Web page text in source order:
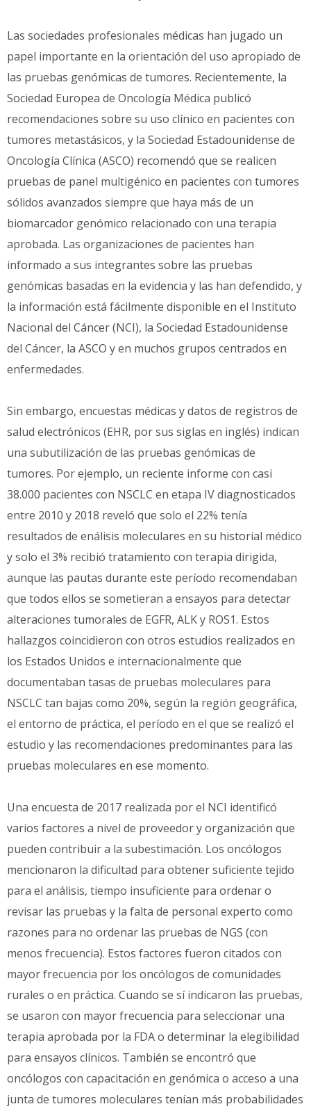
Las sociedades profesionales médicas han jugado un
papel importante en la orientación del uso apropiado de
las pruebas genómicas de tumores. Recientemente, la
Sociedad Europea de Oncología Médica publicó
recomendaciones sobre su uso clínico en pacientes con
tumores metastásicos, y la Sociedad Estadounidense de
Oncología Clínica (ASCO) recomendó que se realicen
pruebas de panel multigénico en pacientes con tumores
sólidos avanzados siempre que haya más de un
biomarcador genómico relacionado con una terapia
aprobada. Las organizaciones de pacientes han
informado a sus integrantes sobre las pruebas
genómicas basadas en la evidencia y las han defendido, y
la información está fácilmente disponible en el Instituto
Nacional del Cáncer (NCI), la Sociedad Estadounidense
del Cáncer, la ASCO y en muchos grupos centrados en
enfermedades.
Sin embargo, encuestas médicas y datos de registros de
salud electrónicos (EHR, por sus siglas en inglés) indican
una subutilización de las pruebas genómicas de
tumores. Por ejemplo, un reciente informe con casi
38.000 pacientes con NSCLC en etapa IV diagnosticados
entre 2010 y 2018 reveló que solo el 22% tenía
resultados de enálisis moleculares en su historial médico
y solo el 3% recibió tratamiento con terapia dirigida,
aunque las pautas durante este período recomendaban
que todos ellos se sometieran a ensayos para detectar
alteraciones tumorales de EGFR, ALK y ROS1. Estos
hallazgos coincidieron con otros estudios realizados en
los Estados Unidos e internacionalmente que
documentaban tasas de pruebas moleculares para
NSCLC tan bajas como 20%, según la región geográfica,
el entorno de práctica, el período en el que se realizó el
estudio y las recomendaciones predominantes para las
pruebas moleculares en ese momento.
Una encuesta de 2017 realizada por el NCI identificó
varios factores a nivel de proveedor y organización que
pueden contribuir a la subestimación. Los oncólogos
mencionaron la dificultad para obtener suficiente tejido
para el análisis, tiempo insuficiente para ordenar o
revisar las pruebas y la falta de personal experto como
razones para no ordenar las pruebas de NGS (con
menos frecuencia). Estos factores fueron citados con
mayor frecuencia por los oncólogos de comunidades
rurales o en práctica. Cuando se sí indicaron las pruebas,
se usaron con mayor frecuencia para seleccionar una
terapia aprobada por la FDA o determinar la elegibilidad
para ensayos clínicos. También se encontró que
oncólogos con capacitación en genómica o acceso a una
junta de tumores moleculares tenían más probabilidades